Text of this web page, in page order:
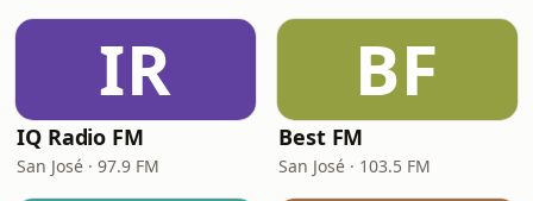
IR
IQ Radio FM
San José · 97.9 FM
BF
Best FM
San José · 103.5 FM